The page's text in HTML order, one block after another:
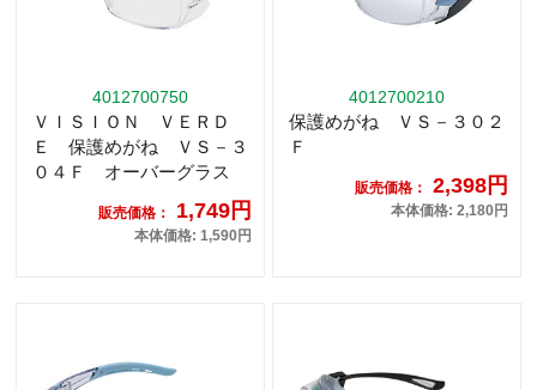
4012700750
ＶＩＳＩＯＮ ＶＥＲＤ
Ｅ 保護めがね ＶＳ－３
０４Ｆ オーバーグラス
販売価格： 1,749円
本体価格: 1,590円
4012700210
保護めがね ＶＳ－３０２
Ｆ
販売価格： 2,398円
本体価格: 2,180円